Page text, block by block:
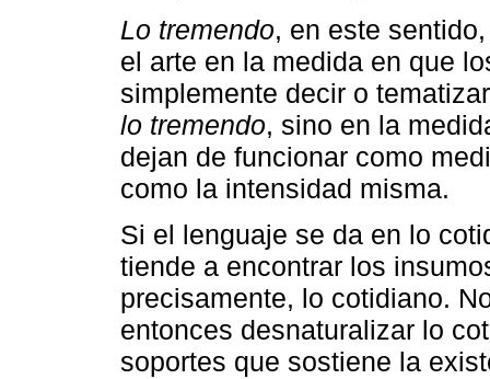
Lo tremendo, en este
el arte en la medida en que
simplemente decir o
lo tremendo, sino en la
dejan de funcionar como
como la intensidad misma.
Si el lenguaje se da en lo
tiende a encontrar los
precisamente, lo cotidiano.
entonces desnaturalizar lo
soportes que sostiene la